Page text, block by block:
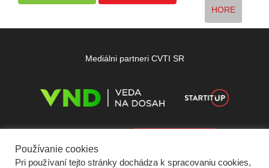
HORE
Mediálni partneri CVTI SR
Používanie cookies
Pri používaní tejto stránky dochádza k spracovaniu cookies,